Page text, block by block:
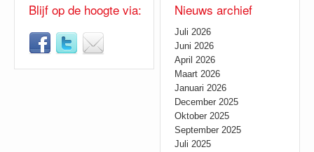
Blijf op de hoogte via: Nieuws archief
Juli 2026
Juni 2026
April 2026
Maart 2026
Januari 2026
December 2025
Oktober 2025
September 2025
Juli 2025